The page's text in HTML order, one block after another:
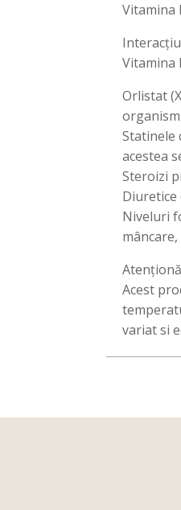
Vitamina
Vitamina
Orlistat
Statinele
acestea
Steroizi
Niveluri
Acest
variat si